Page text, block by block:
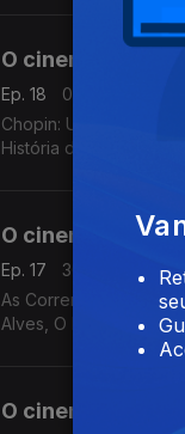
O cinema com
Ep. 18
07 mai. 2026
Chopin: Uma Sonata
História de um Gorila:
O cinema com
Ep. 17
30 abr. 2026
As Correntes, de
Alves, O Diabo Veste
O cinema com